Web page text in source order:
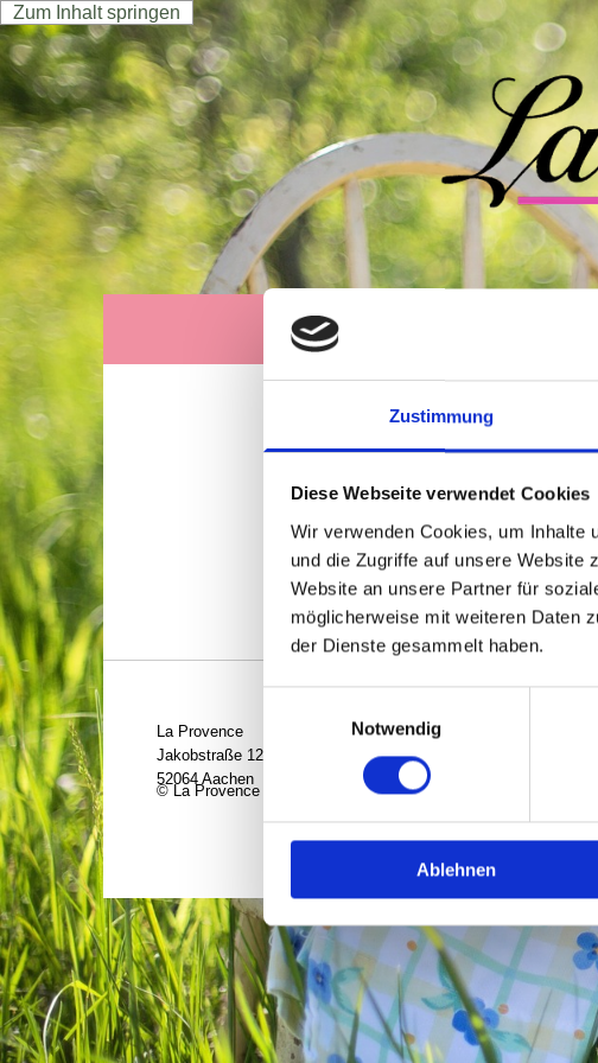
Zustimmung
Diese Webseite verwendet Cookies
Wir verwenden Cookies, um Inhalte
und die Zugriffe auf unsere Website
Website an unsere Partner für
möglicherweise mit weiteren Daten
der Dienste gesammelt haben.
Notwendig
Ablehnen
Zum Inhalt springen
Startseite
in
La Provence
Jakobstraße 120
52064 Aachen
0241
Telefax: 0241
Email:
© La Provence aus Aachen - Startseite| Impressum